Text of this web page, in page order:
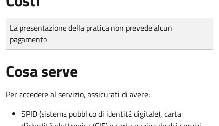
Tipo di pagamento
Importo
La presentazione della pratica non prevede alcun
pagamento
Cosa serve
Per accedere al servizio, assicurati di avere:
SPID (sistema pubblico di identità digitale), carta